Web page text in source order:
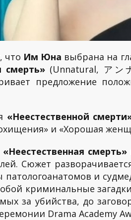
что Им Юна выбрана на
смерть» (Unnatural, アン
предложение
«Неестественной
и «Хорошая
«Неестественная смерть»
Сюжет
и
криминальные
за убийства, до
Drama Academy